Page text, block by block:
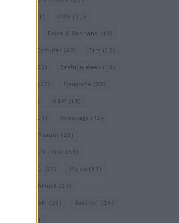
(71) COS (21)
Dolce & Gabbana (18)
Editorial (42) Etro (18)
(103) Fashion Week (19)
(27) Fotografie (22)
(17) H&M (18)
(18) homepage (71)
Isabel Marant (23)
Louis Vuitton (58)
Miu Miu (27) Prada (44)
Schmuck (17)
Swarovski (23) Taschen (16)
(33)